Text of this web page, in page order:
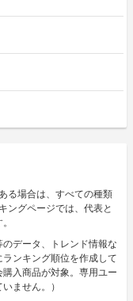
る場合は、すべての種類
ングページでは、代表と
データ、トレンド情報な
ンキング順位を作成して
入商品が対象。専用ユー
ません。）